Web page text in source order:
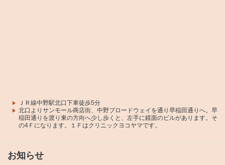
ＪＲ線中野駅北口下車徒歩5分
北口よりサンモール商店街、中野ブロードウェイを通り早稲田通りへ。早
稲田通りを渡り東の方向へ少し歩くと、左手に鏡面のビルがあります。そ
の4Ｆになります。１Ｆはクリニックヨコヤマです。
お知らせ